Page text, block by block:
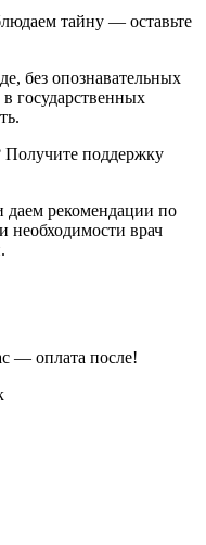
тайну — оставьте
без опознавательных
государственных
Получите поддержку
рекомендации по
необходимости врач
— оплата после!